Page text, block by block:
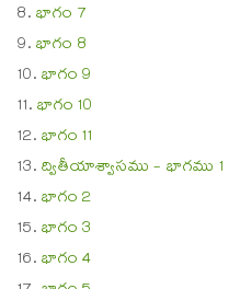
భాగం 7
భాగం 8
భాగం 9
భాగం 10
భాగం 11
ద్వితీయాశ్వాసము - భాగము 1
భాగం 2
భాగం 3
భాగం 4